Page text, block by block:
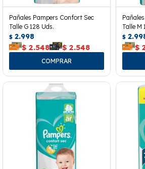
Pañales Pampers Confort Sec
Talle G 128 Uds.
$ 2.998
$ 2.548 $ 2.548
Talle M
$
$